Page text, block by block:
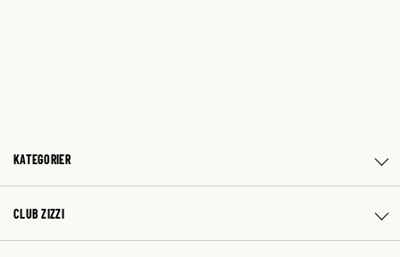
KATEGORIER
CLUB ZIZZI